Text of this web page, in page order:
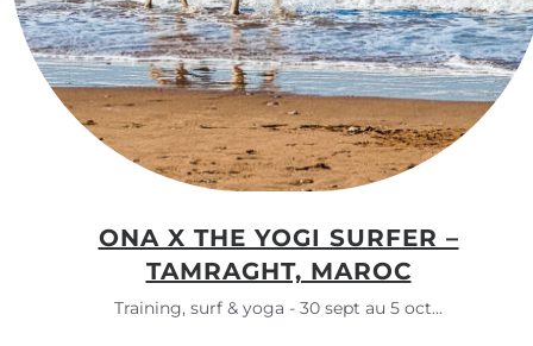
ONA X THE YOGI SURFER –
TAMRAGHT, MAROC
Training, surf & yoga - 30 sept au 5 oct...